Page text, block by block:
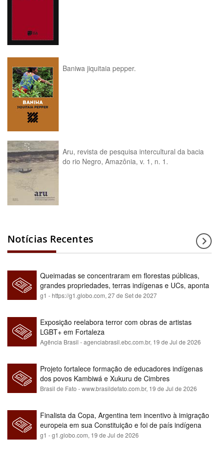
Baniwa jiquitaia pepper.
Aru, revista de pesquisa intercultural da bacia
do rio Negro, Amazônia, v. 1, n. 1.
Notícias Recentes
Queimadas se concentraram em florestas públicas,
grandes propriedades, terras indígenas e UCs, aponta
relatório
g1 - https://g1.globo.com, 27 de Set de 2027
Exposição reelabora terror com obras de artistas
LGBT+ em Fortaleza
Agência Brasil - agenciabrasil.ebc.com.br, 19 de Jul de 2026
Projeto fortalece formação de educadores indígenas
dos povos Kambiwá e Xukuru de Cimbres
Brasil de Fato - www.brasildefato.com.br, 19 de Jul de 2026
Finalista da Copa, Argentina tem incentivo à imigração
europeia em sua Constituição e foi de país indígena
para maioria branca
g1 - g1.globo.com, 19 de Jul de 2026